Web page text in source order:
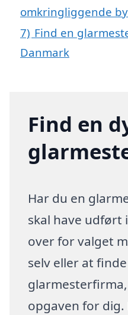
omkringliggende
7) Find en
Danmark
Find en
Har du en
skal have udført
over for valget
selv eller at
opgaven for